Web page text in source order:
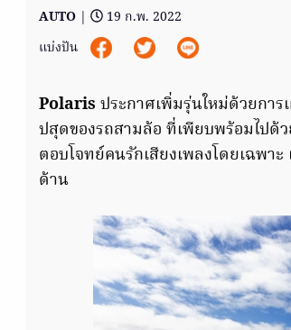
AUTO |
19 ก.พ. 2022
แบ่งปัน
Polaris ประกาศเพิ่มรุ่นใหม่ด้วยการ
ปสุดของรถสามล้อ ที่เพียบพร้อมไปด้
ตอบโจทย์คนรักเสียงเพลงโดยเฉพา
ด้าน